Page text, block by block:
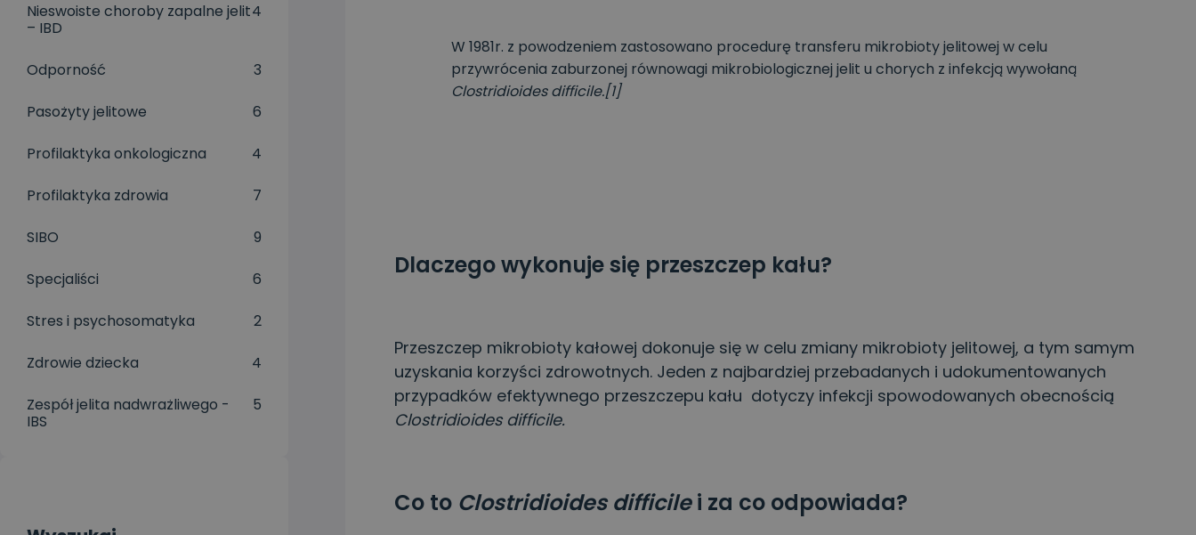
Nieswoiste choroby zapalne jelit
– IBD
4
Odporność 3
Pasożyty jelitowe 6
Profilaktyka onkologiczna 4
Profilaktyka zdrowia 7
SIBO 9
Specjaliści 6
Stres i psychosomatyka 2
Zdrowie dziecka 4
Zespół jelita nadwrażliwego -
IBS
5
W 1981r. z powodzeniem zastosowano procedurę transferu mikrobioty jelitowej w celu
przywrócenia zaburzonej równowagi mikrobiologicznej jelit u chorych z infekcją wywołaną
Clostridioides difficile.[1]
Dlaczego wykonuje się przeszczep kału?
Przeszczep mikrobioty kałowej dokonuje się w celu zmiany mikrobioty jelitowej, a tym samym
uzyskania korzyści zdrowotnych. Jeden z najbardziej przebadanych i udokumentowanych
przypadków efektywnego przeszczepu kału dotyczy infekcji spowodowanych obecnością
Clostridioides difficile.
Co to Clostridioides difficilei za co odpowiada?